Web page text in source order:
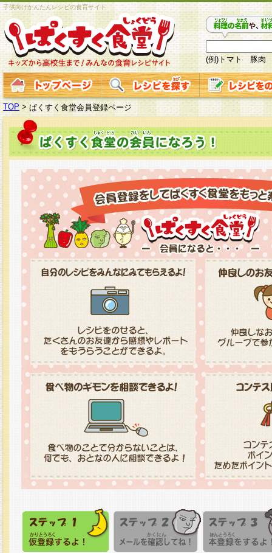
子供向けかんたんレシピの食育サイト
(例)トマト 豚肉
TOP > ぱくすく食堂会員登録ページ